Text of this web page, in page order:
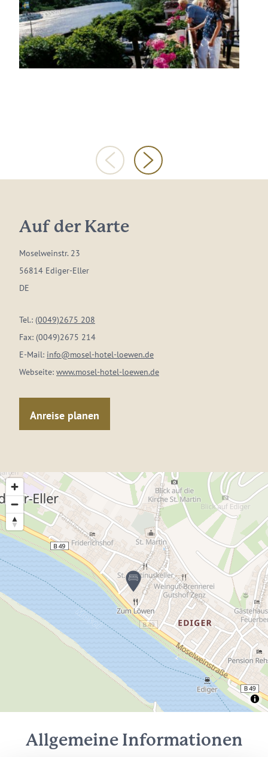
Auf der Karte
Moselweinstr. 23
56814 Ediger-Eller
DE
Tel.: (0049)2675 208
Fax: (0049)2675 214
E-Mail: info@mosel-hotel-loewen.de
Webseite: www.mosel-hotel-loewen.de
Anreise planen
Allgemeine Informationen